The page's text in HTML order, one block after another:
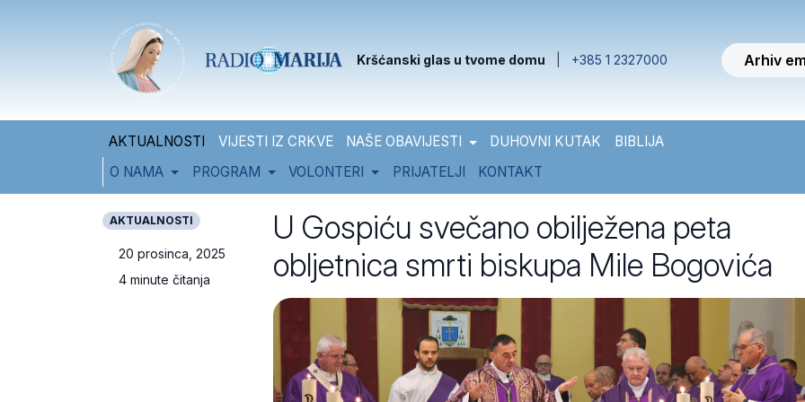
Kršćanski glas u tvome domu +385 1 2327000 Arhiv
AKTUALNOSTI VIJESTI IZ CRKVE NAŠE OBAVIJESTI DUHOVNI KUTAK
BIBLIJA
O NAMA
PROGRAM VOLONTERI PRIJATELJI KONTAKT
AKTUALNOSTI
20 prosinca, 2025
4 minute čitanja
U Gospiću svečano obilježena peta
obljetnica smrti biskupa Mile Bogovića